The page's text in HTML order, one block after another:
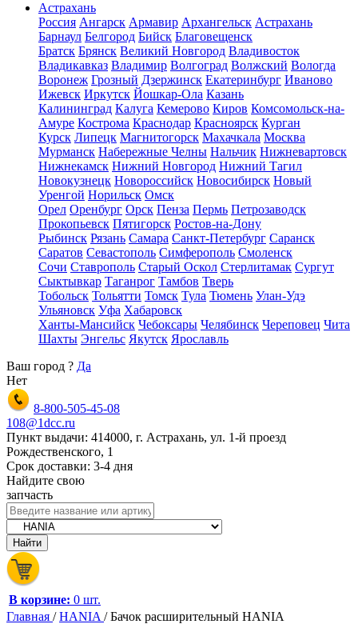
Астрахань
Россия Ангарск Армавир Архангельск Астрахань
Барнаул Белгород Бийск Благовещенск
Братск Брянск Великий Новгород Владивосток
Владикавказ Владимир Волгоград Волжский Вологда
Воронеж Грозный Дзержинск Екатеринбург Иваново
Ижевск Иркутск Йошкар-Ола Казань
Калининград Калуга Кемерово Киров Комсомольск-на-
Амуре Кострома Краснодар Красноярск Курган
Курск Липецк Магнитогорск Махачкала Москва
Мурманск Набережные Челны Нальчик Нижневартовск
Нижнекамск Нижний Новгород Нижний Тагил
Новокузнецк Новороссийск Новосибирск Новый
Уренгой Норильск Омск
Орел Оренбург Орск Пенза Пермь Петрозаводск
Прокопьевск Пятигорск Ростов-на-Дону
Рыбинск Рязань Самара Санкт-Петербург Саранск
Саратов Севастополь Симферополь Смоленск
Сочи Ставрополь Старый Оскол Стерлитамак Сургут
Сыктывкар Таганрог Тамбов Тверь
Тобольск Тольятти Томск Тула Тюмень Улан-Удэ
Ульяновск Уфа Хабаровск
Ханты-Мансийск Чебоксары Челябинск Череповец Чита
Шахты Энгельс Якутск Ярославль
Ваш город ? Да
Нет
8-800-505-45-08
108@1dcc.ru
Пункт выдачи: 414000, г. Астрахань, ул. 1-й проезд
Рождественского, 1
Срок доставки: 3-4 дня
Найдите свою
запчасть
В корзине: 0 шт.
Главная /HANIA /Бачок расширительный HANIA